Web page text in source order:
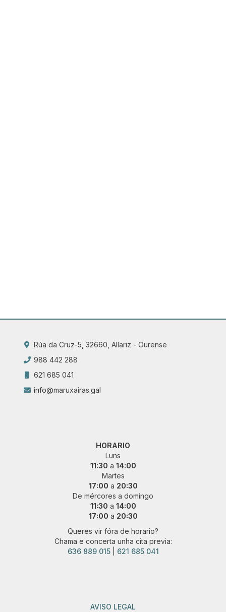
Rúa da Cruz-5, 32660, Allariz - Ourense
988 442 288
621 685 041
info@maruxairas.gal
HORARIO
Luns
11:30 a 14:00
Martes
17:00 a 20:30
De mércores a domingo
11:30 a 14:00
17:00 a 20:30
Queres vir fóra de horario?
Chama e concerta unha cita previa:
636 889 015| 621 685 041
AVISO LEGAL